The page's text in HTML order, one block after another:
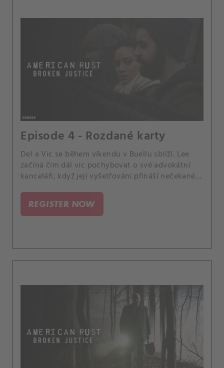
Episode 4 - Rozdané karty
Del a Vic se během víkendu v Buellu sblíží. Lee
začíná čím dál víc pochybovat o své advokátní
kanceláři, když její vyšetřování přináší nečekané
REGISTER NOW